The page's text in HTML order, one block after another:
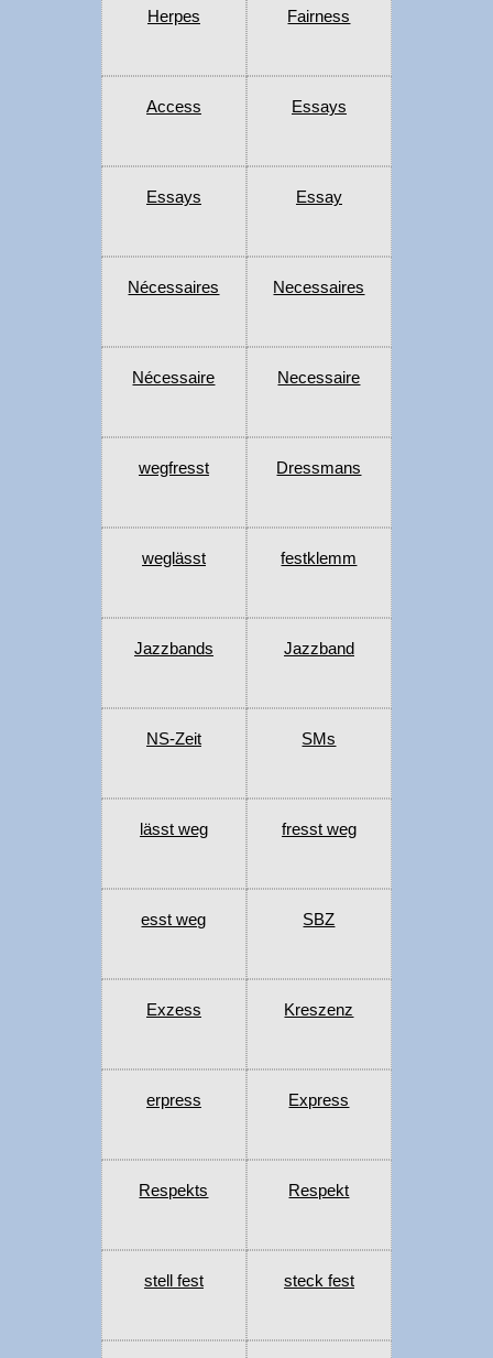
Herpes Fairness
Access Essays
Essays Essay
Nécessaires Necessaires
Nécessaire Necessaire
wegfresst Dressmans
weglässt festklemm
Jazzbands Jazzband
NS-Zeit SMs
lässt weg fresst weg
esst weg SBZ
Exzess Kreszenz
erpress Express
Respekts Respekt
stell fest steck fest